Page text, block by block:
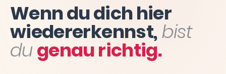
Wenn du dich hier
wiedererkennst,bist
dugenau richtig.